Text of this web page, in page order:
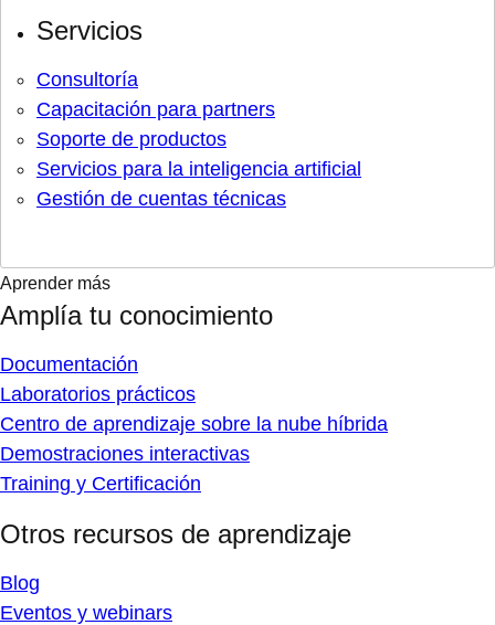
Servicios
Consultoría
Capacitación para partners
Soporte de productos
Servicios para la inteligencia artificial
Gestión de cuentas técnicas
Aprender más
Amplía tu conocimiento
Documentación
Laboratorios prácticos
Centro de aprendizaje sobre la nube híbrida
Demostraciones interactivas
Training y Certificación
Otros recursos de aprendizaje
Blog
Eventos y webinars